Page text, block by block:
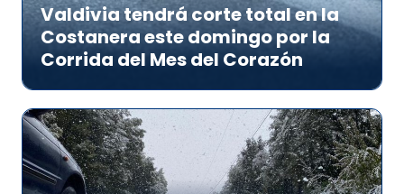
Valdivia tendrá corte total en la
Costanera este domingo por la
Corrida del Mes del Corazón